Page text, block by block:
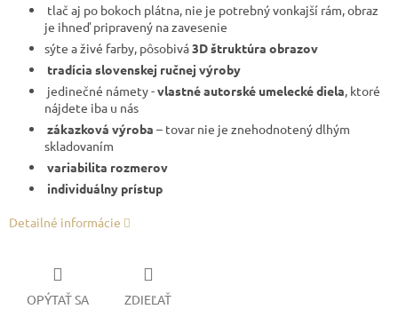
tlač aj po bokoch plátna, nie je potrebný vonkajší rám, obraz
je ihneď pripravený na zavesenie
sýte a živé farby, pôsobivá3D štruktúra obrazov
tradícia slovenskej ručnej výroby
jedinečné námety -vlastné autorské umelecké diela, ktoré
nájdete iba u nás
zákazková výroba – tovar nie je znehodnotený dlhým
skladovaním
variabilita rozmerov
individuálny prístup
Detailné informácie
OPÝTAŤ SA ZDIEĽAŤ